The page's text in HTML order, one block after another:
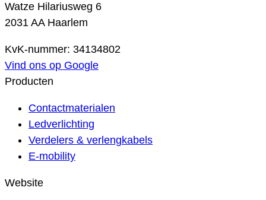
Watze Hilariusweg 6
2031 AA Haarlem
KvK-nummer: 34134802
Vind ons op Google
Producten
Contactmaterialen
Ledverlichting
Verdelers & verlengkabels
E-mobility
Website